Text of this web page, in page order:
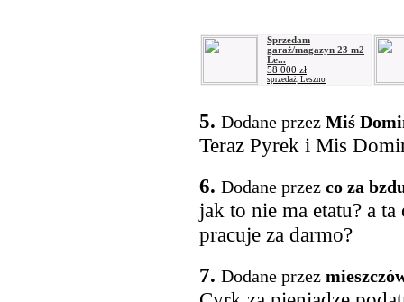
Sprzedam
garaż/magazyn 23 m2
Le...
58 000 zł
sprzedaż, Leszno
5. Dodane przez Miś
Teraz Pyrek i Mis
6. Dodane przez co za
jak to nie ma etatu? a
pracuje za darmo?
7. Dodane przez